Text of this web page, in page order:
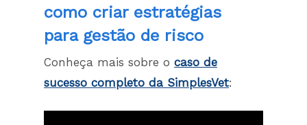
como criar estratégias
para gestão de risco
Conheça mais sobre o caso de
sucesso completo da SimplesVet: